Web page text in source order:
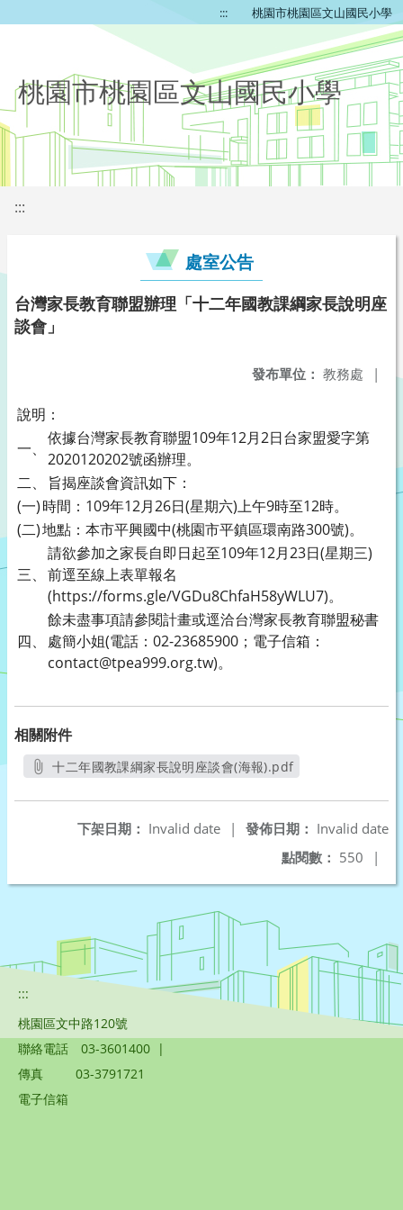
::: 桃園市桃園區文山國民小學
桃園市桃園區文山國民小學
:::
處室公告
台灣家長教育聯盟辦理「十二年國教課綱家長說明座
談會」
發布單位： 教務處 |
說明：
一、
依據台灣家長教育聯盟109年12月2日台家盟愛字第
2020120202號函辦理。
二、
旨揭座談會資訊如下：
(一)時間：109年12月26日(星期六)上午9時至12時。
(二)地點：本市平興國中(桃園市平鎮區環南路300號)。
三、
請欲參加之家長自即日起至109年12月23日(星期三)
前逕至線上表單報名
(https://forms.gle/VGDu8ChfaH58yWLU7)。
四、
餘未盡事項請參閱計畫或逕洽台灣家長教育聯盟秘書
處簡小姐(電話：02-23685900；電子信箱：
contact@tpea999.org.tw)。
相關附件
十二年國教課綱家長說明座談會(海報).pdf
發佈日期： Invalid date
下架日期： Invalid date
|
點閱數： 550 |
:::
桃園區文中路120號
聯絡電話
03-3601400 |
傳真
03-3791721
電子信箱